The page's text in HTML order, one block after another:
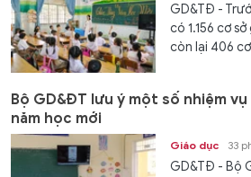
GD&TĐ -
có 1.156 cơ
còn lại 406
Bộ GD&ĐT lưu ý một số nhiệm
năm học mới
Giáo dục 33
GD&TĐ - Bộ